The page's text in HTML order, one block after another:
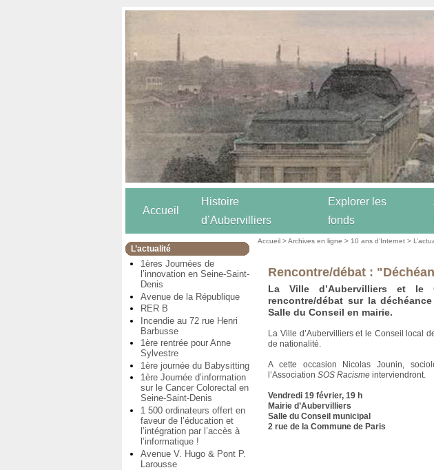
Accueil
Histoire
d’Aubervilliers
Explorer les
fonds
L’actualité
1ères Journées de
l’innovation en Seine-Saint-
Denis
Avenue de la République
RER B
Incendie au 72 rue Henri
Barbusse
1ère rentrée pour Anne
Sylvestre
1ère journée du Babysitting
1ère Journée d’information
sur le Cancer Colorectal en
Seine-Saint-Denis
1 500 ordinateurs offert en
faveur de l’éducation et
l’intégration par l’accès à
l’informatique !
Avenue V. Hugo & Pont P.
Larousse
Accueil >Archives en ligne > 10 ans d’Internet >
Rencontre/débat :
La Ville d’Aubervilliers et le
rencontre/débat sur la
Salle du Conseil en mairie.
La Ville d’Aubervilliers et le Conseil local
de nationalité.
A cette occasion Nicolas Jounin,
l’AssociationSOS Racisme interviendront.
Vendredi 19 février, 19 h
Mairie d’Aubervilliers
Salle du Conseil municipal
2 rue de la Commune de Paris